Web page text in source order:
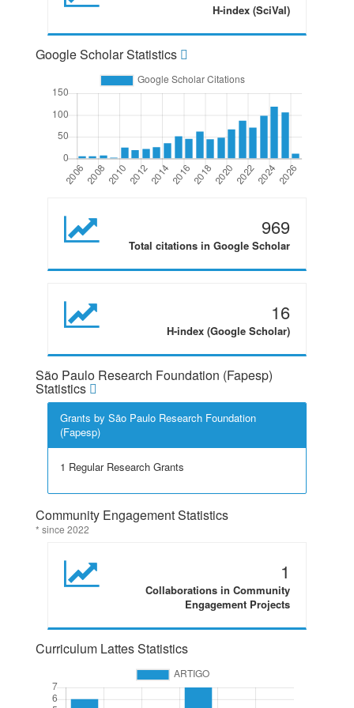
H-index (SciVal)
Google Scholar Statistics
969
Total citations in Google Scholar
16
H-index (Google Scholar)
São Paulo Research Foundation (Fapesp)
Statistics
Grants by São Paulo Research Foundation
(Fapesp)
1 Regular Research Grants
Community Engagement Statistics
* since 2022
1
Collaborations in Community
Engagement Projects
Curriculum Lattes Statistics